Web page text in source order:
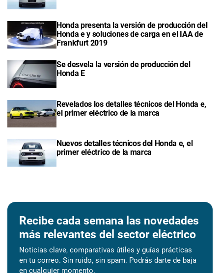
Honda presenta la versión de producción del
Honda e y soluciones de carga en el IAA de
Frankfurt 2019
Se desvela la versión de producción del
Honda E
Revelados los detalles técnicos del Honda e,
el primer eléctrico de la marca
Nuevos detalles técnicos del Honda e, el
primer eléctrico de la marca
Recibe cada semana las novedades
más relevantes del sector eléctrico
Noticias clave, comparativas útiles y guías prácticas
en tu correo. Sin ruido, sin spam. Podrás darte de baja
en cualquier momento.